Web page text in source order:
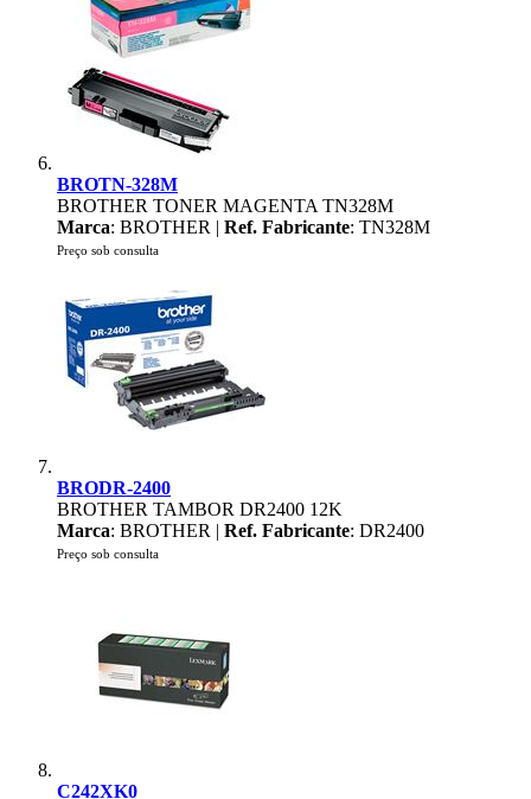
BROTN-328M
BROTHER TONER MAGENTA TN328M
Marca: BROTHER | Ref. Fabricante: TN328M
Preço sob consulta
BRODR-2400
BROTHER TAMBOR DR2400 12K
Marca: BROTHER | Ref. Fabricante: DR2400
Preço sob consulta
C242XK0